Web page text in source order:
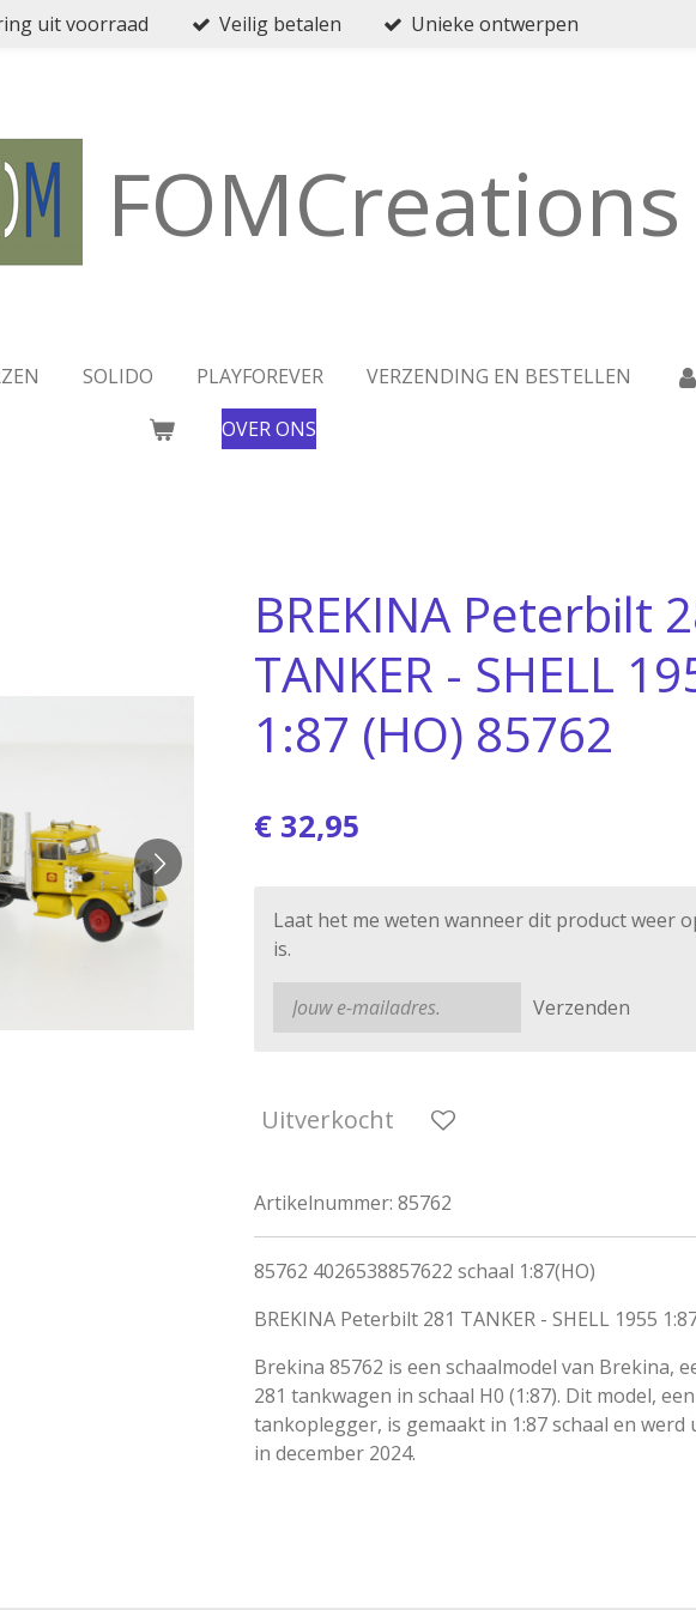
uit voorraad Veilig betalen Unieke ontwerpen
FOMCreations
SOLIDO PLAYFOREVER
VERZENDING EN BESTELLEN
OVER ONS
BREKINA Peterbilt
TANKER - SHELL
1:87 (HO) 85762
€ 32,95
Laat het me weten wanneer dit product weer
is.
Verzenden
Uitverkocht
Artikelnummer: 85762
85762 4026538857622 schaal 1:87(HO)
BREKINA Peterbilt 281 TANKER - SHELL 1955
Brekina 85762 is een schaalmodel van Brekina,
281 tankwagen in schaal H0 (1:87). Dit model, een
tankoplegger, is gemaakt in 1:87 schaal en
in december 2024.